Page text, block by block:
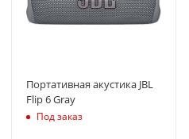
Портативная акустика JBL
Flip 6 Gray
Под заказ